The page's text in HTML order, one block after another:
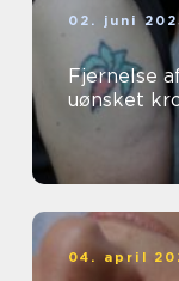
02. juni
Fjernelse
uønsket
04. april